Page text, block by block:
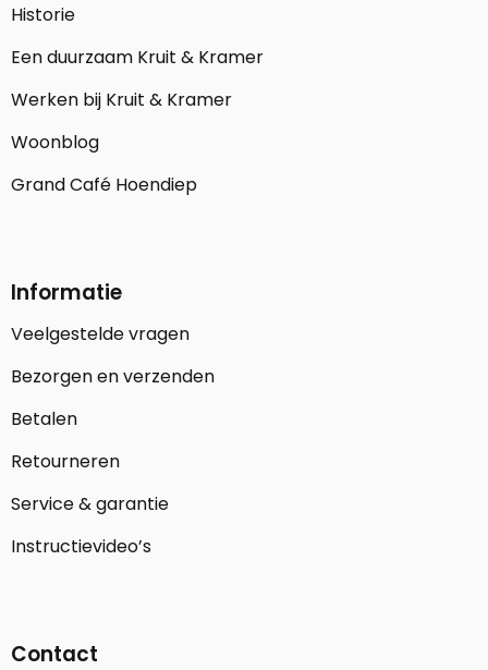
Historie
Een duurzaam Kruit & Kramer
Werken bij Kruit & Kramer
Woonblog
Grand Café Hoendiep
Informatie
Veelgestelde vragen
Bezorgen en verzenden
Betalen
Retourneren
Service & garantie
Instructievideo’s
Contact